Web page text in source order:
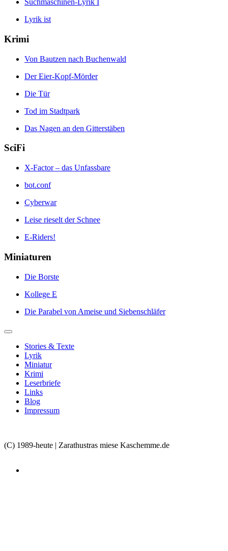
Suchmaschinen-Lyrik I
Lyrik ist
Krimi
Von Bautzen nach Buchenwald
Der Eier-Kopf-Mörder
Die Tür
Tod im Stadtpark
Das Nagen an den Gitterstäben
SciFi
X-Factor – das Unfassbare
bot.conf
Cyberwar
Leise rieselt der Schnee
E-Riders!
Miniaturen
Die Borste
Kollege E
Die Parabel von Ameise und Siebenschläfer
Stories & Texte
Lyrik
Miniatur
Krimi
Leserbriefe
Links
Blog
Impressum
(C) 1989-heute | Zarathustras miese Kaschemme.de